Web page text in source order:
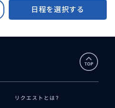
４
フ
日程を選択する
アップ／下車】＆【ディンタイフォン
クーポン付き】＜４名様利用プラン＞
ラン（日本語対応貸切チャーター車）
リクエストとは?